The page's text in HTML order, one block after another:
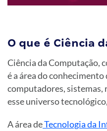
O que é Ciência
Ciência da Computação,
é a área do conhecimento
computadores, sistemas,
esse universo
A área deTecnologia da